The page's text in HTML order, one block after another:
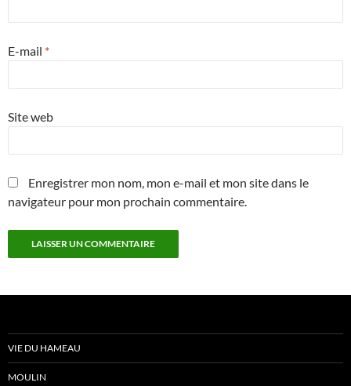
E-mail *
Site web
Enregistrer mon nom, mon e-mail et mon site dans le
navigateur pour mon prochain commentaire.
VIE DU HAMEAU
MOULIN